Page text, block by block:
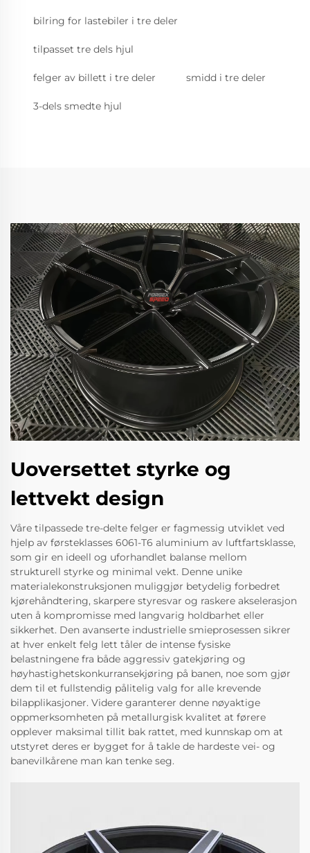
bilring for lastebiler i tre deler
tilpasset tre dels hjul
felger av billett i tre deler smidd i tre deler
3-dels smedte hjul
Uoversettet styrke og
lettvekt design
Våre tilpassede tre-delte felger er fagmessig utviklet ved
hjelp av førsteklasses 6061-T6 aluminium av luftfartsklasse,
som gir en ideell og uforhandlet balanse mellom
strukturell styrke og minimal vekt. Denne unike
materialekonstruksjonen muliggjør betydelig forbedret
kjørehåndtering, skarpere styresvar og raskere akselerasjon
uten å kompromisse med langvarig holdbarhet eller
sikkerhet. Den avanserte industrielle smieprosessen sikrer
at hver enkelt felg lett tåler de intense fysiske
belastningene fra både aggressiv gatekjøring og
høyhastighetskonkurransekjøring på banen, noe som gjør
dem til et fullstendig pålitelig valg for alle krevende
bilapplikasjoner. Videre garanterer denne nøyaktige
oppmerksomheten på metallurgisk kvalitet at førere
opplever maksimal tillit bak rattet, med kunnskap om at
utstyret deres er bygget for å takle de hardeste vei- og
banevilkårene man kan tenke seg.